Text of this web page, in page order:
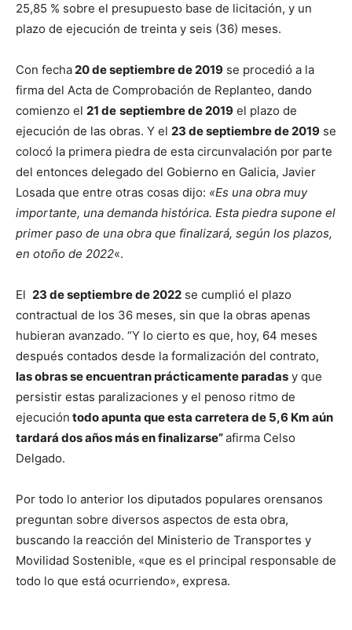
25,85 % sobre el presupuesto base de licitación, y un
plazo de ejecución de treinta y seis (36) meses.
Con fecha20 de septiembre de 2019 se procedió a la
firma del Acta de Comprobación de Replanteo, dando
comienzo el 21 de septiembre de 2019 el plazo de
ejecución de las obras. Y el 23 de septiembre de 2019 se
colocó la primera piedra de esta circunvalación por parte
del entonces delegado del Gobierno en Galicia, Javier
Losada que entre otras cosas dijo: «Es una obra muy
importante, una demanda histórica. Esta piedra supone el
primer paso de una obra que finalizará, según los plazos,
en otoño de 2022«.
El 23 de septiembre de 2022 se cumplió el plazo
contractual de los 36 meses, sin que la obras apenas
hubieran avanzado. “Y lo cierto es que, hoy, 64 meses
después contados desde la formalización del contrato,
las obras se encuentran prácticamente paradas y que
persistir estas paralizaciones y el penoso ritmo de
ejecución todo apunta que esta carretera de 5,6 Km aún
tardará dos años más en finalizarse”afirma Celso
Delgado.
Por todo lo anterior los diputados populares orensanos
preguntan sobre diversos aspectos de esta obra,
buscando la reacción del Ministerio de Transportes y
Movilidad Sostenible, «que es el principal responsable de
todo lo que está ocurriendo», expresa.